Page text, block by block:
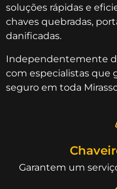
soluções rápidas e
chaves quebradas,
danificadas.
Independentemente
com especialistas
seguro em toda
Garantem um